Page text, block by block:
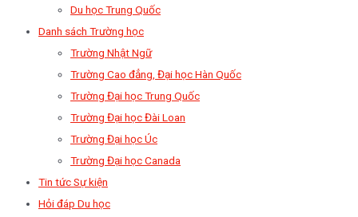
Du học Trung Quốc
Danh sách Trường học
Trường Nhật Ngữ
Trường Cao đẳng, Đại học Hàn Quốc
Trường Đại học Trung Quốc
Trường Đại học Đài Loan
Trường Đại học Úc
Trường Đại học Canada
Tin tức Sự kiện
Hỏi đáp Du học